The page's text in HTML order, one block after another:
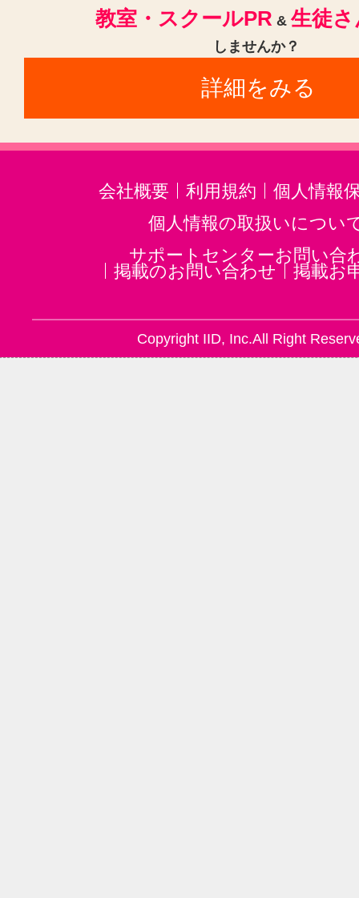
教室・スクールPR & 生徒
しませんか？
詳細をみる
会社概要 利用規約
個人情報
個人情報の取扱いについ
サポートセンターお問い合
掲載のお問い合わせ
掲載お
Copyright IID, Inc.All Right